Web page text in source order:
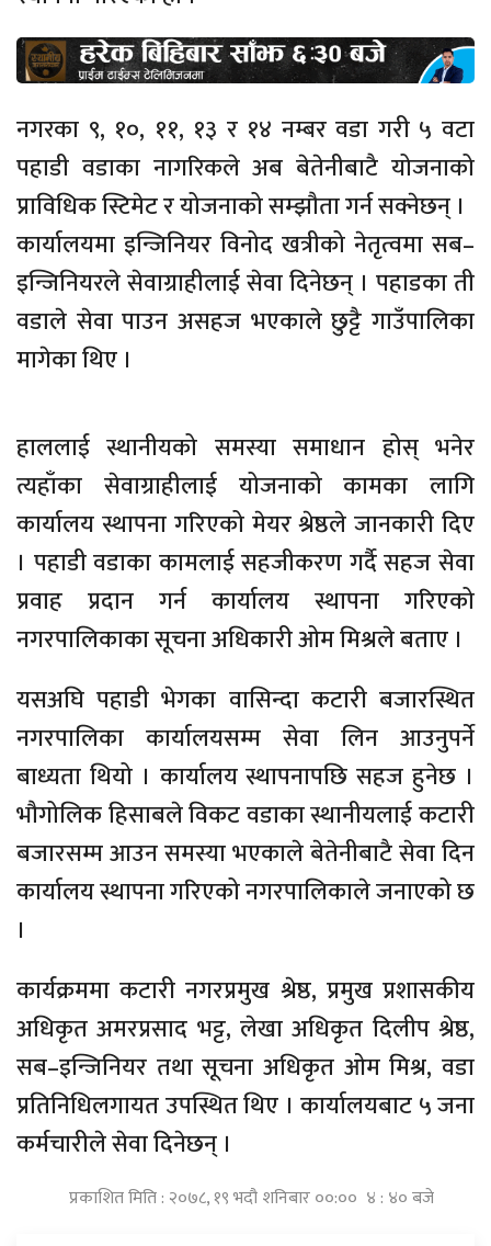
नगरका ९, १०, ११, १३ र १४ नम्बर वडा गरी ५ वटा
पहाडी वडाका नागरिकले अब बेतेनीबाटै योजनाको
प्राविधिक स्टिमेट र योजनाको सम्झौता गर्न सक्नेछन् ।
कार्यालयमा इन्जिनियर विनोद खत्रीको नेतृत्वमा सब–
इन्जिनियरले सेवाग्राहीलाई सेवा दिनेछन् । पहाडका ती
वडाले सेवा पाउन असहज भएकाले छुट्टै गाउँपालिका
मागेका थिए ।
हाललाई स्थानीयको समस्या समाधान होस् भनेर
त्यहाँका सेवाग्राहीलाई योजनाको कामका लागि
कार्यालय स्थापना गरिएको मेयर श्रेष्ठले जानकारी दिए
। पहाडी वडाका कामलाई सहजीकरण गर्दै सहज सेवा
प्रवाह प्रदान गर्न कार्यालय स्थापना गरिएको
नगरपालिकाका सूचना अधिकारी ओम मिश्रले बताए ।
यसअघि पहाडी भेगका वासिन्दा कटारी बजारस्थित
नगरपालिका कार्यालयसम्म सेवा लिन आउनुपर्ने
बाध्यता थियो । कार्यालय स्थापनापछि सहज हुनेछ ।
भौगोलिक हिसाबले विकट वडाका स्थानीयलाई कटारी
बजारसम्म आउन समस्या भएकाले बेतेनीबाटै सेवा दिन
कार्यालय स्थापना गरिएको नगरपालिकाले जनाएको छ
।
कार्यक्रममा कटारी नगरप्रमुख श्रेष्ठ, प्रमुख प्रशासकीय
अधिकृत अमरप्रसाद भट्ट, लेखा अधिकृत दिलीप श्रेष्ठ,
सब–इन्जिनियर तथा सूचना अधिकृत ओम मिश्र, वडा
प्रतिनिधिलगायत उपस्थित थिए । कार्यालयबाट ५ जना
कर्मचारीले सेवा दिनेछन् ।
प्रकाशित मिति : २०७८, १९ भदौ शनिबार ००:०० ४ : ४० बजे